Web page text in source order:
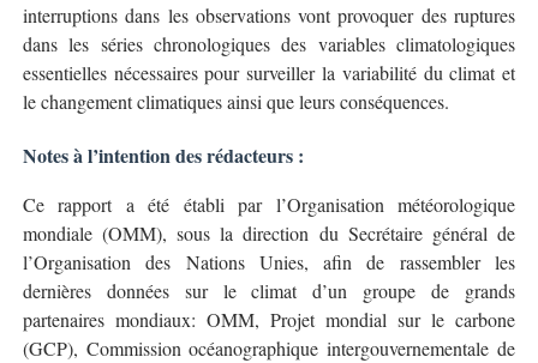
interruptions dans les observations vont provoquer des ruptures
dans les séries chronologiques des variables climatologiques
essentielles nécessaires pour surveiller la variabilité du climat et
le changement climatiques ainsi que leurs conséquences.
Notes à l’intention des rédacteurs :
Ce rapport a été établi par l’Organisation météorologique
mondiale (OMM), sous la direction du Secrétaire général de
l’Organisation des Nations Unies, afin de rassembler les
dernières données sur le climat d’un groupe de grands
partenaires mondiaux: OMM, Projet mondial sur le carbone
(GCP), Commission océanographique intergouvernementale de